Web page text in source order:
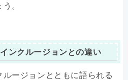
。
ンクルージョンとの違い
ルージョンとともに語られる